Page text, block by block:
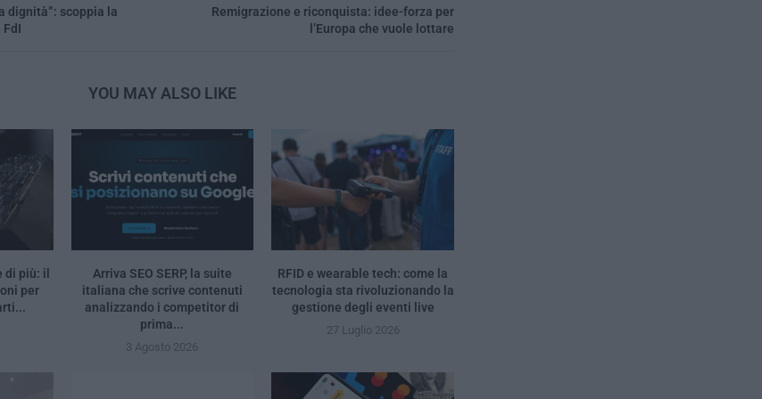
dignità”: scoppia la
FdI
Remigrazione e riconquista: idee-forza per
l’Europa che vuole lottare
YOU MAY ALSO LIKE
di più: il
per
Arriva SEO SERP, la suite
italiana che scrive contenuti
analizzando i competitor di
prima...
3 Agosto 2026
RFID e wearable tech: come la
tecnologia sta rivoluzionando la
gestione degli eventi live
27 Luglio 2026